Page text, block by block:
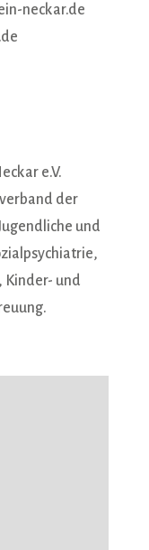
neckar.de
e.V.
der
und
und